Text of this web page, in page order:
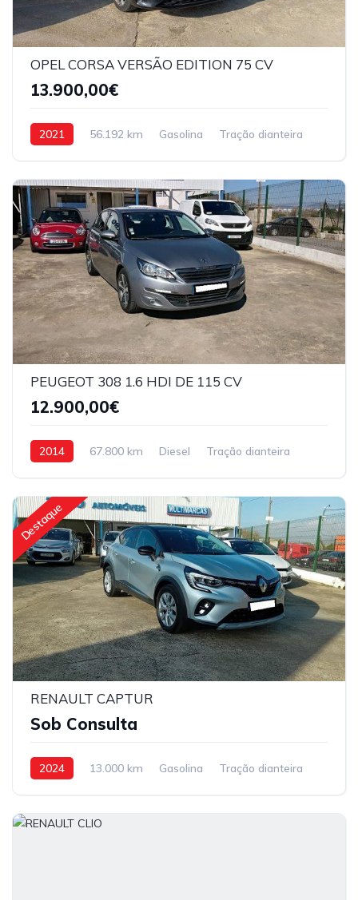
OPEL CORSA VERSÃO EDITION 75 CV
13.900,00€
2021 56.192 km Gasolina Tração dianteira
PEUGEOT 308 1.6 HDI DE 115 CV
12.900,00€
2014 67.800 km Diesel Tração dianteira
Destaque
RENAULT CAPTUR
Sob Consulta
2024 13.000 km Gasolina Tração dianteira